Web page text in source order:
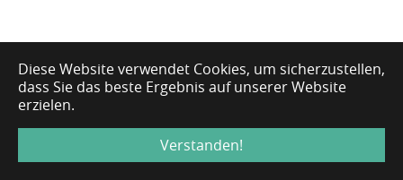
Diese Website verwendet Cookies, um sicherzustellen,
dass Sie das beste Ergebnis auf unserer Website
erzielen.
Verstanden!